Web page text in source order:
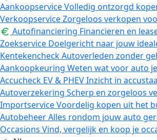
AankoopserviceVolledig ontzorgd
VerkoopserviceZorgeloos verkopen
Autofinanciering Financieren en
Zoekservice Doelgericht naar jouw
KentekencheckAutoverleden zonder
Aankoopkeuring Weten wat voor auto
Accucheck EV & PHEVInzicht in
Autoverzekering Scherp en zorgeloos
ImportserviceVoordelig kopen uit het
AutobeheerAlles rondom jouw auto
Occasions Vind, vergelijk en koop je